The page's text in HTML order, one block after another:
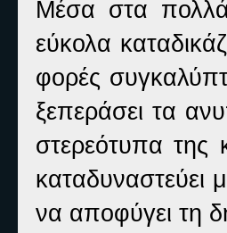
Μέσα στα
εύκολα
φορές
ξεπεράσει τα
στερεότυπα της
καταδυναστεύει
να αποφύγει τη